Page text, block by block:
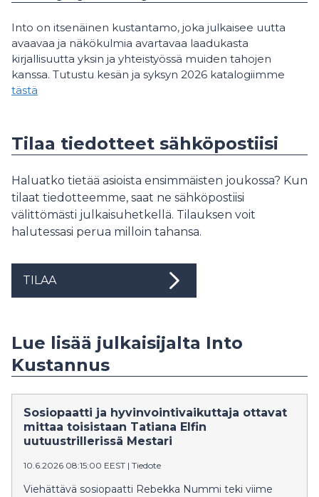
Into on itsenäinen kustantamo, joka julkaisee uutta
avaavaa ja näkökulmia avartavaa laadukasta
kirjallisuutta yksin ja yhteistyössä muiden tahojen
kanssa. Tutustu kesän ja syksyn 2026 katalogiimme
tästä
Tilaa tiedotteet sähköpostiisi
Haluatko tietää asioista ensimmäisten joukossa? Kun
tilaat tiedotteemme, saat ne sähköpostiisi
välittömästi julkaisuhetkellä. Tilauksen voit
halutessasi perua milloin tahansa.
TILAA
Lue lisää julkaisijalta Into
Kustannus
Sosiopaatti ja hyvinvointivaikuttaja ottavat
mittaa toisistaan Tatiana Elfin
uutuustrillerissä Mestari
10.6.2026 08:15:00 EEST | Tiedote
Viehättävä sosiopaatti Rebekka Nummi teki viime